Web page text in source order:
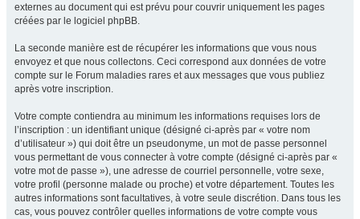
externes au document qui est prévu pour couvrir uniquement les pages
créées par le logiciel phpBB.
La seconde manière est de récupérer les informations que vous nous
envoyez et que nous collectons. Ceci correspond aux données de votre
compte sur le Forum maladies rares et aux messages que vous publiez
après votre inscription.
Votre compte contiendra au minimum les informations requises lors de
l’inscription : un identifiant unique (désigné ci-après par « votre nom
d’utilisateur ») qui doit être un pseudonyme, un mot de passe personnel
vous permettant de vous connecter à votre compte (désigné ci-après par «
votre mot de passe »), une adresse de courriel personnelle, votre sexe,
votre profil (personne malade ou proche) et votre département. Toutes les
autres informations sont facultatives, à votre seule discrétion. Dans tous les
cas, vous pouvez contrôler quelles informations de votre compte vous